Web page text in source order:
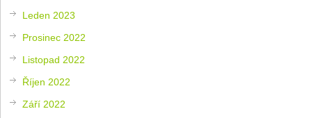
Leden 2023
Prosinec 2022
Listopad 2022
Říjen 2022
Září 2022